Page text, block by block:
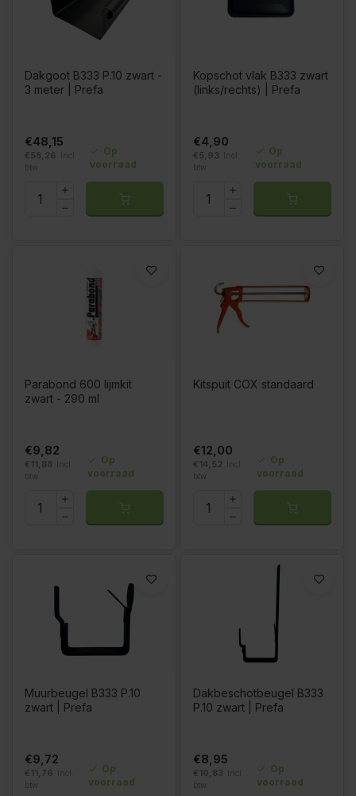
Dakgoot B333 P.10 zwart -
3 meter | Prefa
€48,15
€58,26
Incl.
btw
Op
voorraad
Kopschot vlak B333 zwart
(links/rechts) | Prefa
€4,90
€5,93
Incl.
btw
Op
voorraad
Parabond 600 lijmkit
zwart - 290 ml
€9,82
€11,88
Incl.
btw
Op
voorraad
Kitspuit COX standaard
€12,00
€14,52
Incl.
btw
Op
voorraad
Muurbeugel B333 P.10
zwart | Prefa
€9,72
€11,76
Incl.
btw
Op
voorraad
Dakbeschotbeugel B333
P.10 zwart | Prefa
€8,95
€10,83
Incl.
btw
Op
voorraad